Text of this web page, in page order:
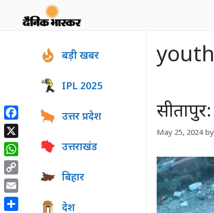
youth
May 25, 2024 by
बड़ी खबर
IPL 2025
उत्तर प्रदेश
उत्तराखंड
बिहार
देश
Facebook
X
WhatsApp
Copy
Link
Email